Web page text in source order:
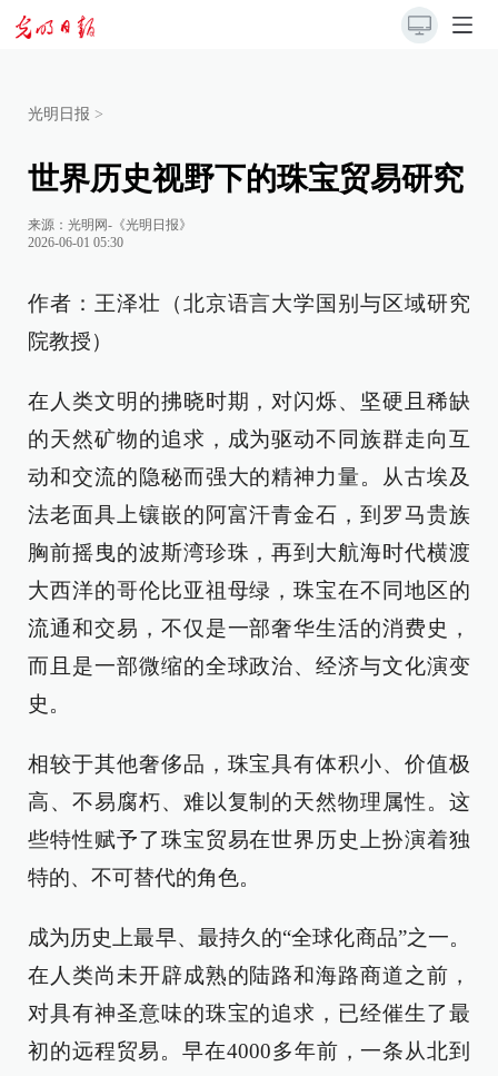
光明日报 >
世界历史视野下的珠宝贸易研究
来源： 光明网-《光明日报》
2026-06-01 05:30
作者：王泽壮（北京语言大学国别与区域研究
院教授）
在人类文明的拂晓时期，对闪烁、坚硬且稀缺
的天然矿物的追求，成为驱动不同族群走向互
动和交流的隐秘而强大的精神力量。从古埃及
法老面具上镶嵌的阿富汗青金石，到罗马贵族
胸前摇曳的波斯湾珍珠，再到大航海时代横渡
大西洋的哥伦比亚祖母绿，珠宝在不同地区的
流通和交易，不仅是一部奢华生活的消费史，
而且是一部微缩的全球政治、经济与文化演变
史。
相较于其他奢侈品，珠宝具有体积小、价值极
高、不易腐朽、难以复制的天然物理属性。这
些特性赋予了珠宝贸易在世界历史上扮演着独
特的、不可替代的角色。
成为历史上最早、最持久的“全球化商品”之一。
在人类尚未开辟成熟的陆路和海路商道之前，
对具有神圣意味的珠宝的追求，已经催生了最
初的远程贸易。早在4000多年前，一条从北到